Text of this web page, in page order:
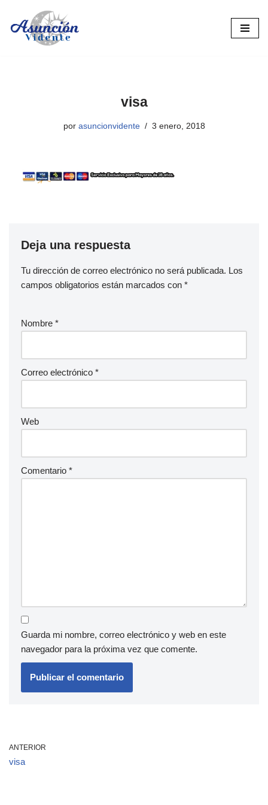
Saltar
visa
por asuncionvidente 3 enero, 2018
Deja una respuesta
Tu dirección de correo electrónico no será publicada. Los
campos obligatorios están marcados con *
Nombre *
Correo electrónico *
Web
Comentario *
Guarda mi nombre, correo electrónico y web en este
navegador para la próxima vez que comente.
ANTERIOR
visa